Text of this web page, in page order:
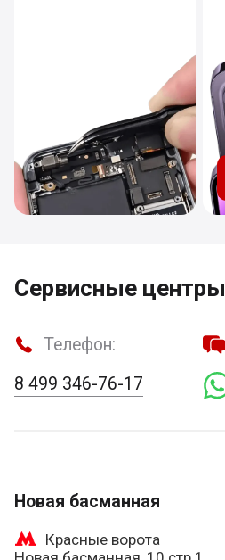
Сервисные центры
Телефон:
8 499 346-76-17
Новая басманная
Красные ворота